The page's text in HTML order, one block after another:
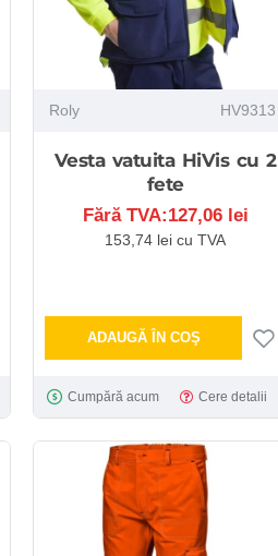
Roly HV9313
Vesta vatuita HiVis cu 2
fete
Fără TVA:127,06 lei
153,74 lei cu TVA
ADAUGĂ ÎN COŞ
Cumpără acum Cere detalii